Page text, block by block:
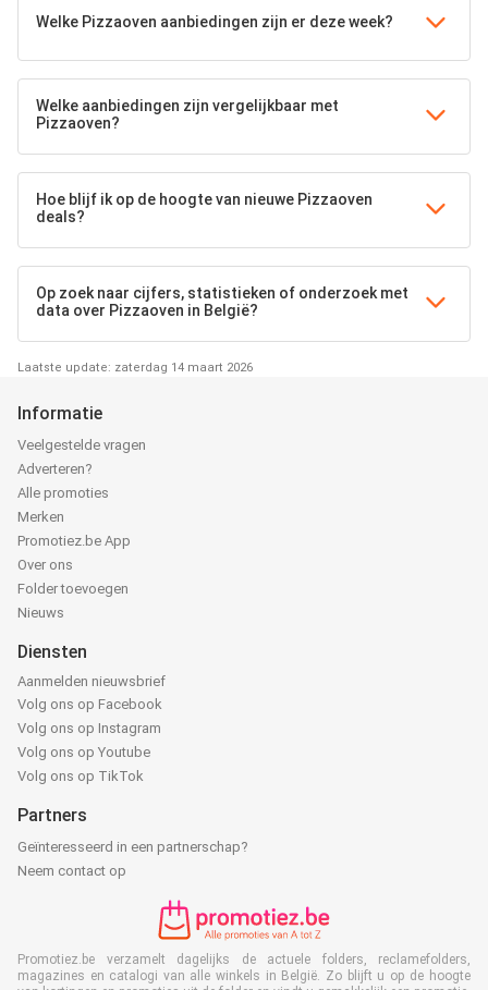
Welke Pizzaoven aanbiedingen zijn er deze week?
Welke aanbiedingen zijn vergelijkbaar met
Pizzaoven?
Hoe blijf ik op de hoogte van nieuwe Pizzaoven
deals?
Op zoek naar cijfers, statistieken of onderzoek met
data over Pizzaoven in België?
Laatste update: zaterdag 14 maart 2026
Informatie
Veelgestelde vragen
Adverteren?
Alle promoties
Merken
Promotiez.be App
Over ons
Folder toevoegen
Nieuws
Diensten
Aanmelden nieuwsbrief
Volg ons op Facebook
Volg ons op Instagram
Volg ons op Youtube
Volg ons op TikTok
Partners
Geïnteresseerd in een partnerschap?
Neem contact op
Promotiez.be verzamelt dagelijks de actuele folders, reclamefolders,
magazines en catalogi van alle winkels in België. Zo blijft u op de hoogte